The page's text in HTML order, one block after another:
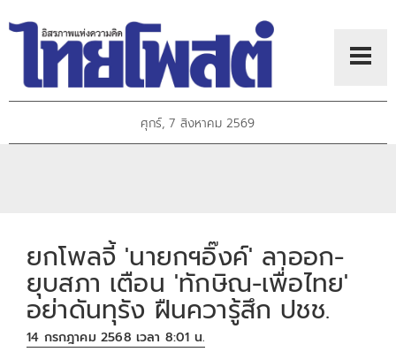
ศุกร์, 7 สิงหาคม 2569
ยกโพลจี้ 'นายกฯอิ๊งค์' ลาออก-
ยุบสภา เตือน 'ทักษิณ-เพื่อไทย'
อย่าดันทุรัง ฝืนควารู้สึก ปชช.
14 กรกฎาคม 2568 เวลา 8:01 น.